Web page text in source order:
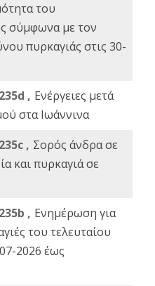
του
σύμφωνα με τον
πυρκαγιάς στις 30-
, Ενέργειες μετά
στα Ιωάννινα
, Σορός άνδρα σε
και πυρκαγιά σε
, Ενημέρωση για
του τελευταίου
2026 έως